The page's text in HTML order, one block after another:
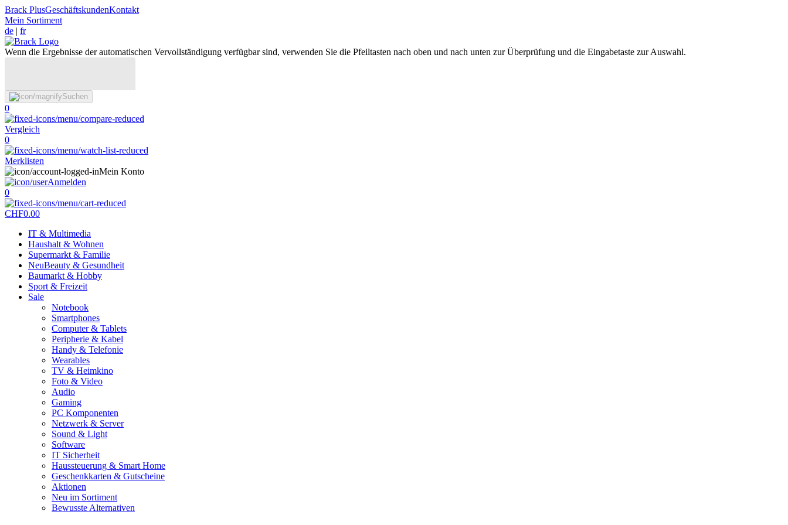
Brack PlusGeschäftskundenKontakt
Mein Sortiment
de | fr
Wenn die Ergebnisse der automatischen Vervollständigung verfügbar sind, verwenden Sie die Pfeiltasten nach oben und nach unten zur Überprüfung und die Eingabetaste zur Auswahl.
Suchen
0
Vergleich
0
Merklisten
Mein Konto
Anmelden
0
CHF0.00
IT & Multimedia
Haushalt & Wohnen
Supermarkt & Familie
NeuBeauty & Gesundheit
Baumarkt & Hobby
Sport & Freizeit
Sale
Notebook
Smartphones
Computer & Tablets
Peripherie & Kabel
Handy & Telefonie
Wearables
TV & Heimkino
Foto & Video
Audio
Gaming
PC Komponenten
Netzwerk & Server
Sound & Light
Software
IT Sicherheit
Haussteuerung & Smart Home
Geschenkkarten & Gutscheine
Aktionen
Neu im Sortiment
Bewusste Alternativen